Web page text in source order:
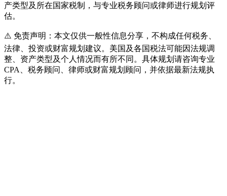
产类型及所在国家税制，与专业税务顾问或律师进行规划评
估。
⚠️ 免责声明：本文仅供一般性信息分享，不构成任何税务、
法律、投资或财富规划建议。美国及各国税法可能因法规调
整、资产类型及个人情况而有所不同。具体规划请咨询专业
CPA、税务顾问、律师或财富规划顾问，并依据最新法规执
行。